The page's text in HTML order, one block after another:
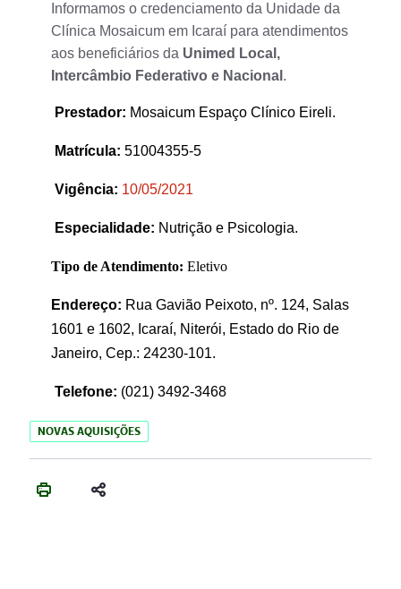
Informamos o credenciamento da Unidade da
Clínica Mosaicum em Icaraí para atendimentos
aos beneficiários da Unimed Local,
Intercâmbio Federativo e Nacional .
Prestador: Mosaicum Espaço Clínico Eireli.
Matrícula: 51004355-5
Vigência: 10/05/2021
Especialidade: Nutrição e Psicologia.
Tipo de Atendimento: Eletivo
Endereço: Rua Gavião Peixoto, nº. 124, Salas
1601 e 1602, Icaraí, Niterói, Estado do Rio de
Janeiro, Cep.: 24230-101.
Telefone: (021) 3492-3468
NOVAS AQUISIÇÕES